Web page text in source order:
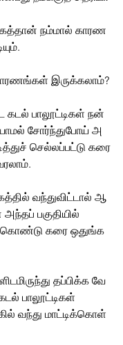
நம்மால் காரண
இருக்கலாம்?
கடல் பாலூட்டிகள் நன்
சோர்ந்துபோய் அ
செல்லப்பட்டு கரை
வந்துவிட்டால் ஆ
பகுதியில்
கரை ஒதுங்க
தப்பிக்க வே
பாலூட்டிகள்
வந்து மாட்டிக்கொள்